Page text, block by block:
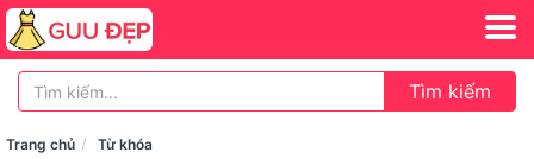
Tìm kiếm
Trang chủ Từ khóa